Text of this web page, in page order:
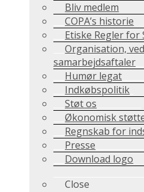
Bliv medlem
COPA’s historie
Etiske Regler for
Organisation,
samarbejdsaftaler
Humør legat
Indkøbspolitik
Støt os
Økonomisk
Regnskab for
Presse
Download logo
Close